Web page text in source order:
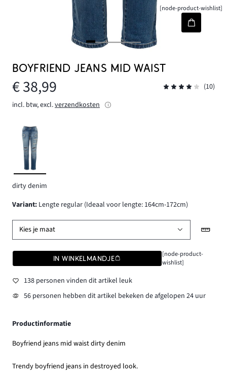
[node-product-wishlist]
BOYFRIEND JEANS MID WAIST
€ 38,99
(10)
incl. btw, excl.verzendkosten
dirty denim
Variant: Lengte regular (Ideaal voor lengte: 164cm-172cm)
Kies je maat
IN WINKELMANDJE
[node-product-
wishlist]
138 personen vinden dit artikel leuk
56 personen hebben dit artikel bekeken de afgelopen 24 uur
Productinformatie
Boyfriend jeans mid waist dirty denim
Trendy boyfriend jeans in destroyed look.